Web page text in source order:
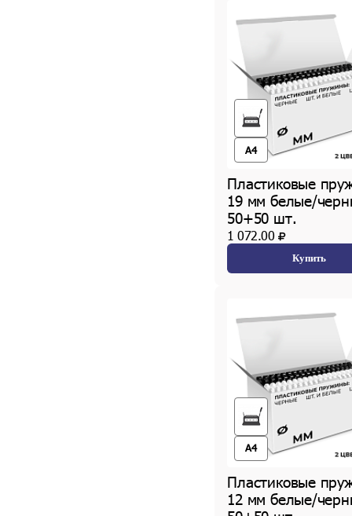
A4
Пластиковые
19 мм белые/
50+50 шт.
1 072.00
Купить
A4
Пластиковые
12 мм белые/